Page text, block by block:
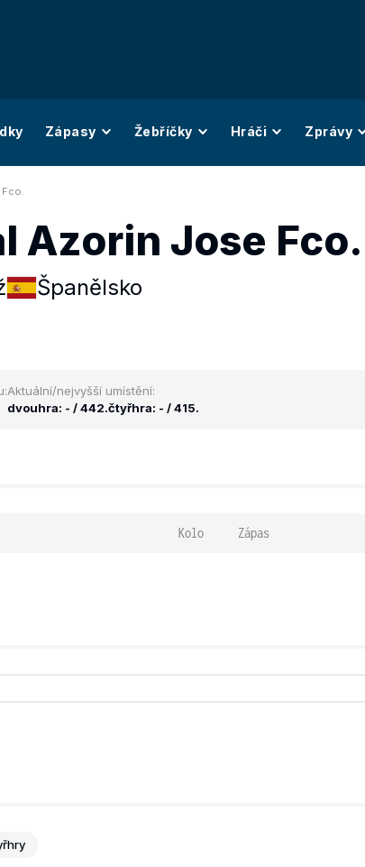
Zápasy Žebříčky Hráči Zprávy
Azorin Jose Fco.
Španělsko
Aktuální/nejvyšší umístění:
dvouhra: - / 442.čtyřhra: - / 415.
Kolo Zápas